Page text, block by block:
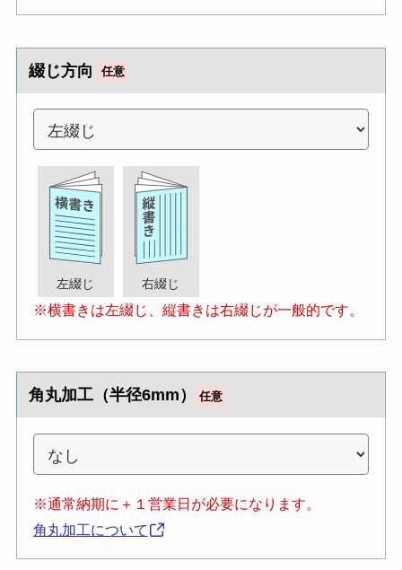
綴じ方向 任意
左綴じ 右綴じ
※横書きは左綴じ、縦書きは右綴じが一般的です。
角丸加工（半径6mm） 任意
※通常納期に＋１営業日が必要になります。
角丸加工について